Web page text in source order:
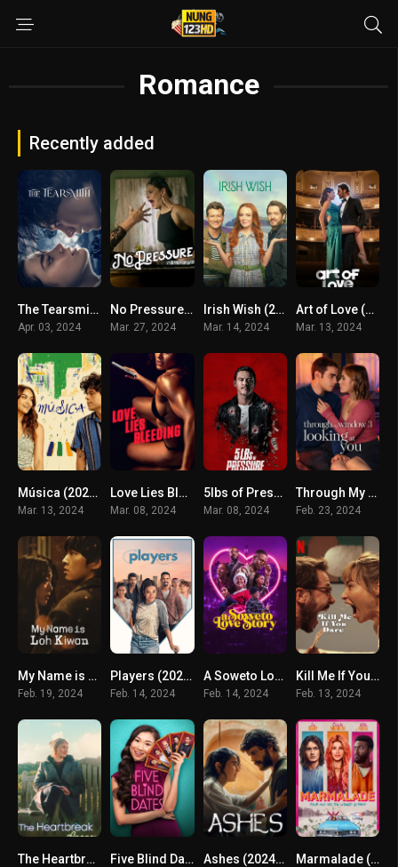
Romance
Recently added
The Tearsmith (2024) เจ้าแห่งน้ำตา
Apr. 03, 2024
No Pressure (2024) รักไม่กดดัน
Mar. 27, 2024
Irish Wish (2024) ฝันรักไอร์แลนด์
Mar. 14, 2024
Art of Love (2024) ศิลปะแห่งรัก
Mar. 13, 2024
Música (2024) ดนตรีดลใจ
Mar. 13, 2024
Love Lies Bleeding (2024) รัก ร้าย ร้าย
Mar. 08, 2024
5lbs of Pressure (2024)
Mar. 08, 2024
Through My Window 3: Looking at You (2024) รักผ่านหน้าต่าง: ดวงตาจ้องมองเธอ
Feb. 23, 2024
My Name is Loh Kiwan (2024) ผมชื่อโรกีวาน
Feb. 19, 2024
Players (2024) เลิกเล่นมาเริ่มรัก
Feb. 14, 2024
A Soweto Love Story (2024) ความรักสไตล์โซเวโต
Feb. 14, 2024
Kill Me If You Dare (2024) ถ้ากล้า ก็ฆ่าเลย
Feb. 13, 2024
The Heartbreak Agency (2024) คลินิกบำบัดไข้ใจ Five Blind Dates (2024) ห้าเดทวุ่น ลุ้นพบรัก Ashes (2024) เถ้าถ่าน Marmalade (2024) แผนปล้นยัยส้มซ่า